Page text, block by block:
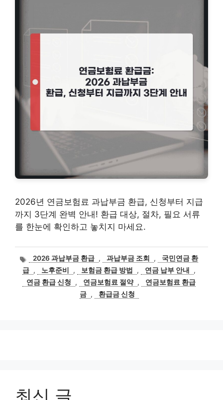
2026년 연금보험료 과납부금 환급, 신청부터 지급
까지 3단계 완벽 안내! 환급 대상, 절차, 필요 서류
를 한눈에 확인하고 놓치지 마세요.
태
그
2026 과납부금 환급 , 과납부금 조회 ,
국민연금 환
급 , 노후준비 , 보험금 환급 방법 , 연금 납부 안내
,
연금 환급 신청
, 연금보험료 절약 ,
연금보험료 환급
금 , 환급금 신청
최신 글